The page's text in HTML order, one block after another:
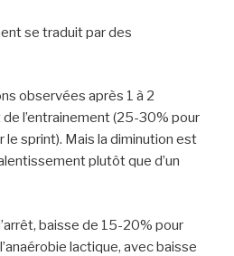
se traduit par des
observées après 1 à 2
de l’entrainement (25-30% pour
le sprint). Mais la diminution est
plutôt que d’un
baisse de 15-20% pour
lactique, avec baisse